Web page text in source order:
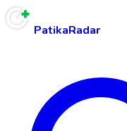
PatikaRadar